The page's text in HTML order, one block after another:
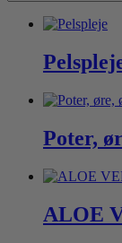
Poter,
ALOE